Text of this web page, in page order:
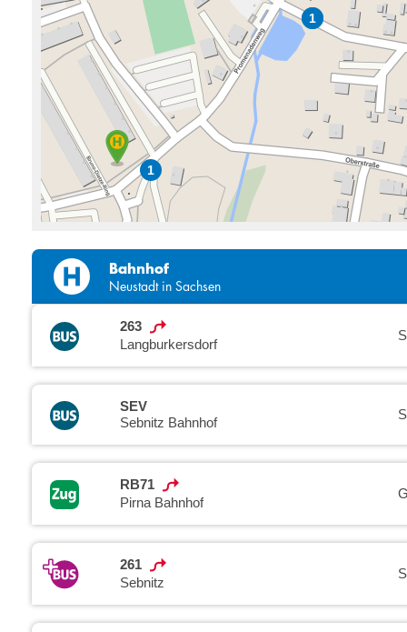
1
1
1
Bahnhof
Neustadt in Sachsen
263
Langburkersdorf
SEV
Sebnitz Bahnhof
RB71
Pirna Bahnhof
261
Sebnitz